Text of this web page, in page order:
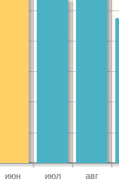
июн июл авг